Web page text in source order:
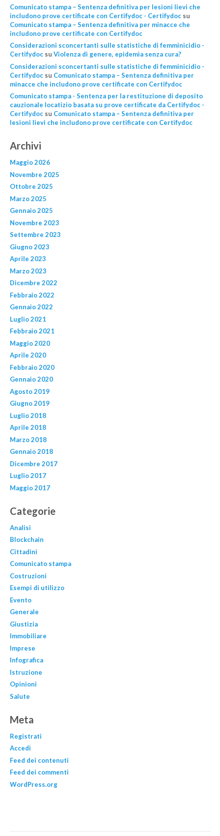
Comunicato stampa – Sentenza definitiva per lesioni lievi che
includono prove certificate con Certifydoc - Certifydocsu
Comunicato stampa – Sentenza definitiva per minacce che
includono prove certificate con Certifydoc
Considerazioni sconcertanti sulle statistiche di femminicidio -
Certifydocsu Violenza di genere, epidemìa senza cura?
Considerazioni sconcertanti sulle statistiche di femminicidio -
Certifydocsu Comunicato stampa – Sentenza definitiva per
minacce che includono prove certificate con Certifydoc
Comunicato stampa - Sentenza per la restituzione di deposito
cauzionale locatizio basata su prove certificate da Certifydoc -
Certifydocsu Comunicato stampa – Sentenza definitiva per
lesioni lievi che includono prove certificate con Certifydoc
Archivi
Maggio 2026
Novembre 2025
Ottobre 2025
Marzo 2025
Gennaio 2025
Novembre 2023
Settembre 2023
Giugno 2023
Aprile 2023
Marzo 2023
Dicembre 2022
Febbraio 2022
Gennaio 2022
Luglio 2021
Febbraio 2021
Maggio 2020
Aprile 2020
Febbraio 2020
Gennaio 2020
Agosto 2019
Giugno 2019
Luglio 2018
Aprile 2018
Marzo 2018
Gennaio 2018
Dicembre 2017
Luglio 2017
Maggio 2017
Categorie
Analisi
Blockchain
Cittadini
Comunicato stampa
Costruzioni
Esempi di utilizzo
Evento
Generale
Giustizia
Immobiliare
Imprese
Infografica
Istruzione
Opinioni
Salute
Meta
Registrati
Accedi
Feed dei contenuti
Feed dei commenti
WordPress.org